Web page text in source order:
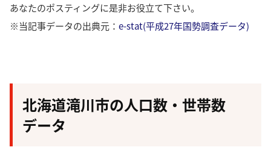
あなたのポスティングに是非お役立て下さい。
※当記事データの出典元： e-stat(平成27年国勢調査データ)
北海道滝川市の人口数・世帯数
データ